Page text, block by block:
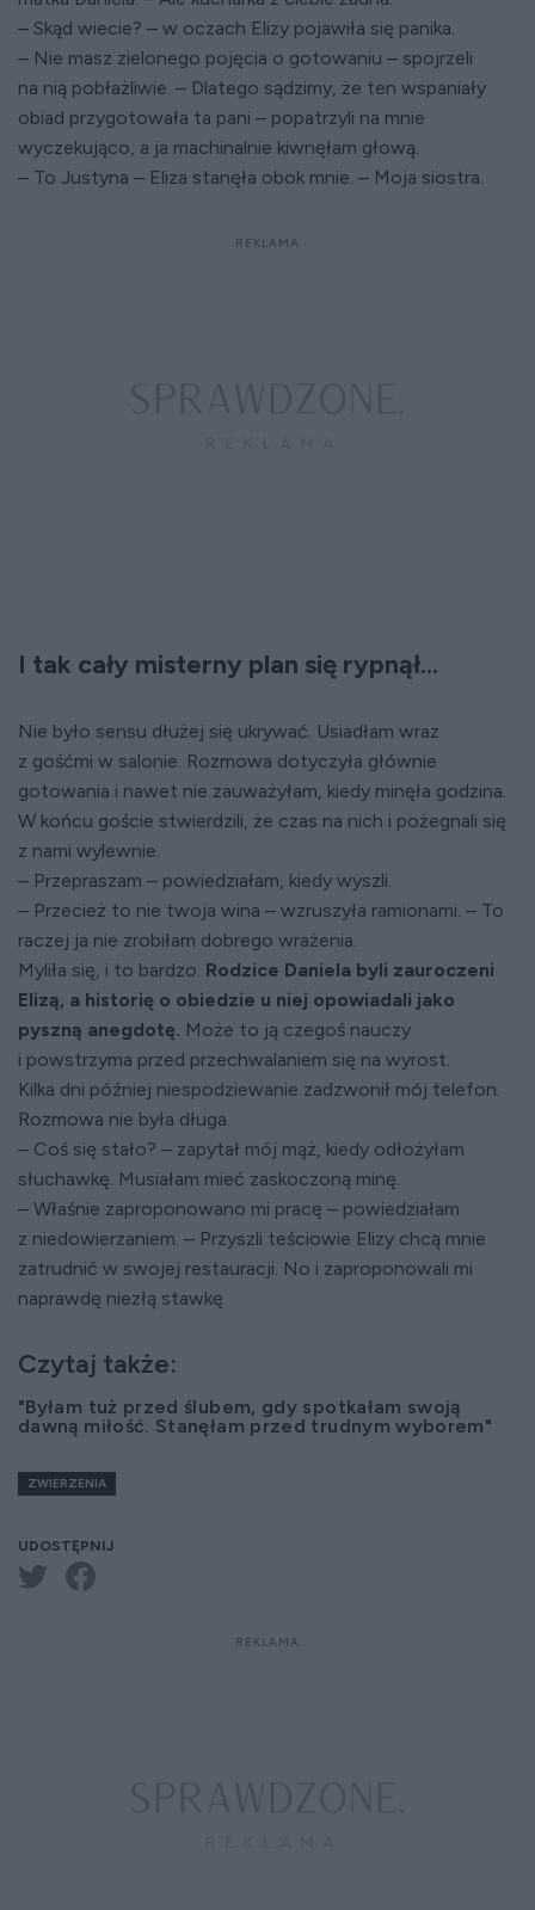
– Skąd wiecie? – w oczach Elizy pojawiła się panika.
– Nie masz zielonego pojęcia o gotowaniu – spojrzeli
na nią pobłażliwie. – Dlatego sądzimy, że ten wspaniały
obiad przygotowała ta pani – popatrzyli na mnie
wyczekująco, a ja machinalnie kiwnęłam głową.
– To Justyna – Eliza stanęła obok mnie. – Moja siostra.
I tak cały misterny plan się rypnął...
Nie było sensu dłużej się ukrywać. Usiadłam wraz
z gośćmi w salonie. Rozmowa dotyczyła głównie
gotowania i nawet nie zauważyłam, kiedy minęła godzina.
W końcu goście stwierdzili, że czas na nich i pożegnali się
z nami wylewnie.
– Przepraszam – powiedziałam, kiedy wyszli.
– Przecież to nie twoja wina – wzruszyła ramionami. – To
raczej ja nie zrobiłam dobrego wrażenia.
Myliła się, i to bardzo. Rodzice Daniela byli zauroczeni
Elizą, a historię o obiedzie u niej opowiadali jako
pyszną anegdotę. Może to ją czegoś nauczy
i powstrzyma przed przechwalaniem się na wyrost.
Kilka dni później niespodziewanie zadzwonił mój telefon.
Rozmowa nie była długa.
– Coś się stało? – zapytał mój mąż, kiedy odłożyłam
słuchawkę. Musiałam mieć zaskoczoną minę.
– Właśnie zaproponowano mi pracę – powiedziałam
z niedowierzaniem. – Przyszli teściowie Elizy chcą mnie
zatrudnić w swojej restauracji. No i zaproponowali mi
naprawdę niezłą stawkę.
Czytaj także:
"Byłam tuż przed ślubem, gdy spotkałam swoją
dawną miłość. Stanęłam przed trudnym wyborem"
ZWIERZENIA
UDOSTĘPNIJ